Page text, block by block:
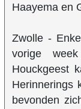
Haayema en
Zwolle -
vorige
Houckgeest
Herinnerings
bevonden